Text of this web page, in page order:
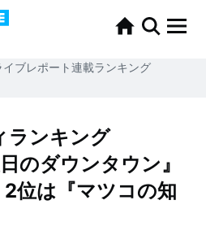
イブレポート連載ランキング
ランキング
のダウンタウン』
位は『マツコの知